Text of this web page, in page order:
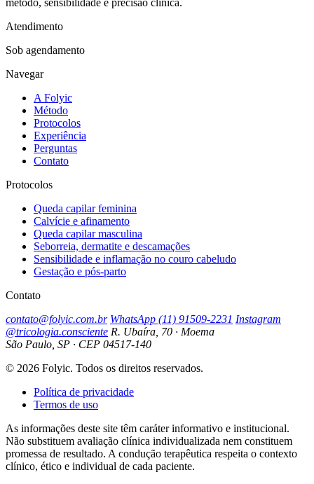
método, sensibilidade e precisão clínica.
Atendimento
Sob agendamento
Navegar
A Folyic
Método
Protocolos
Experiência
Perguntas
Contato
Protocolos
Queda capilar feminina
Calvície e afinamento
Queda capilar masculina
Seborreia, dermatite e descamações
Sensibilidade e inflamação no couro cabeludo
Gestação e pós-parto
Contato
contato@folyic.com.br WhatsApp (11) 91509-2231 Instagram
@tricologia.consciente R. Ubaíra, 70 · Moema
São Paulo, SP · CEP 04517-140
© 2026 Folyic. Todos os direitos reservados.
Política de privacidade
Termos de uso
As informações deste site têm caráter informativo e institucional.
Não substituem avaliação clínica individualizada nem constituem
promessa de resultado. A condução terapêutica respeita o contexto
clínico, ético e individual de cada paciente.